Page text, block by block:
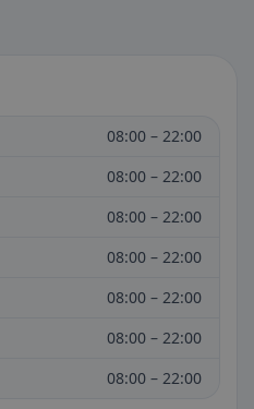
08:00 – 22:00
08:00 – 22:00
08:00 – 22:00
08:00 – 22:00
08:00 – 22:00
08:00 – 22:00
08:00 – 22:00